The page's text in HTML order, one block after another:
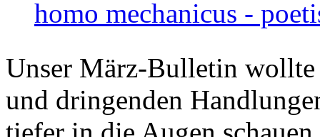
homo mechanicus -
Unser März-Bulletin
und dringenden